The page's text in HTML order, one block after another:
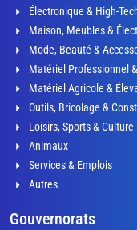
Électronique & High-
Maison, Meubles &
Mode, Beauté &
Matériel Professionnel
Matériel Agricole &
Outils, Bricolage &
Loisirs, Sports & Culture
Animaux
Services & Emplois
Autres
Gouvernorats